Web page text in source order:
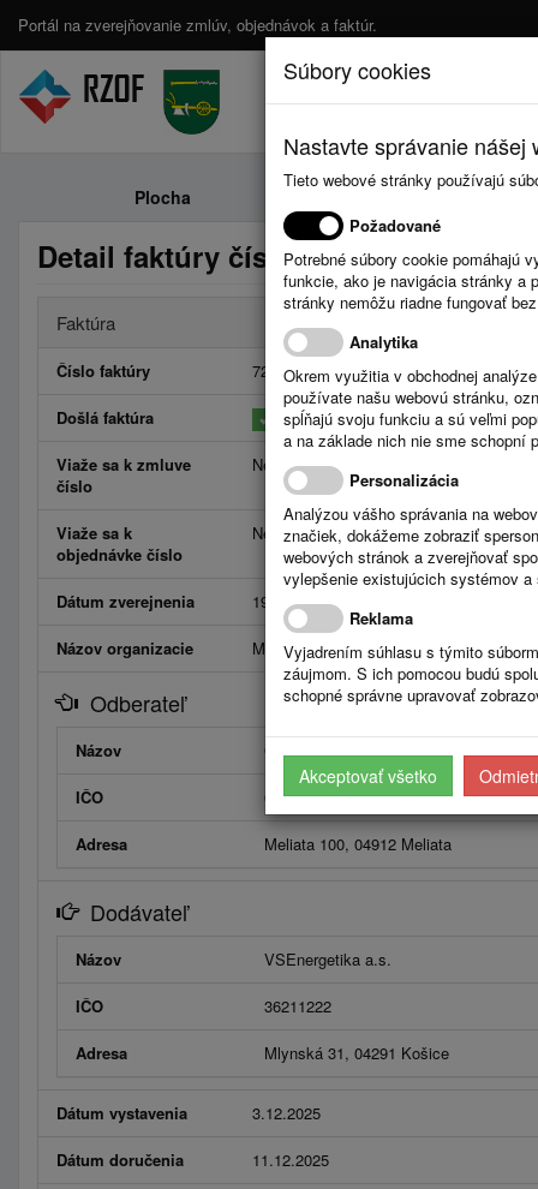
Portál na zverejňovanie zmlúv, objednávok a faktúr.
Plocha Zmluvy
Detail faktúry číslo 7293477181
Faktúra
Číslo faktúry 7293477181
Došlá faktúra
Viaže sa k zmluve
číslo
Neviaže
Viaže sa k
objednávke číslo
Neviaže
Dátum zverejnenia 19.1.2026
Názov organizacie Meliata
Odberateľ
Názov Obec Meliata
IČO 00328502
Adresa Meliata 100, 04912 Meliata
Dodávateľ
Názov VSEnergetika a.s.
IČO 36211222
Adresa Mlynská 31, 04291 Košice
Dátum vystavenia 3.12.2025
Dátum doručenia 11.12.2025
Súbory cookies
Nastavte správanie
Tieto webové stránky používajú
Požadované
Potrebné súbory cookie pomáhajú
funkcie, ako je navigácia stránky a
stránky nemôžu riadne fungovať
Analytika
Okrem využitia v obchodnej
používate našu webovú stránku,
spĺňajú svoju funkciu a sú veľmi
a na základe nich nie sme schopní
Personalizácia
Analýzou vášho správania na
značiek, dokážeme zobraziť
webových stránok a zverejňovať
vylepšenie existujúcich systémov
Reklama
Vyjadrením súhlasu s týmito
záujmom. S ich pomocou budú
schopné správne upravovať
Akceptovať všetko